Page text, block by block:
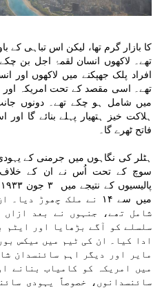
کا بازار گرم تھا، لیکن اس تباہی کے
تھے۔ لاکھوں انسان لقمۂ اجل بن
افراد پلک جھپکنے میں لاکھوں اور
تھے۔ اسی مقصد کے تحت امریکہ اور
میں شامل ہو چکے تھے۔ دونوں
ہلاکت خیز ہتھیار پہلے بنائے گا
فاتح ٹھرے گا۔
ہٹلر کی نگاہوں میں جرمنی کے
سوچ کے تحت اُس نے ان کے خلاف
میں سے ۱۴ نے ملک چھوڑ
شامل تھے، جنہوں نے بعد
سلسلے کو آگے بڑھایا اور ایٹم
ادا کیا۔ ان کی ٹیم میں میکس
مایر اور دیگر اہم سائنسدان
میں امریکہ کو کامیاب بنانے
سائنسدانوں، خصوصاً یہودی